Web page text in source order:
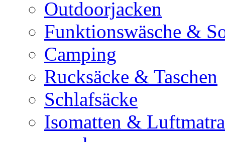
Outdoorjacken
Funktionswäsche &
Camping
Rucksäcke & Taschen
Schlafsäcke
Isomatten &